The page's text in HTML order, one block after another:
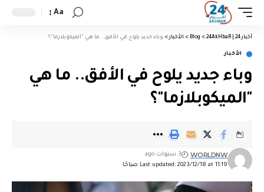
Aa
أخبار 24 | 24AkHbaR >
Blog
> الأخبار > وباء جديد يلوح في الأفق.. ما هي "الميكوبلازما"؟
الأخبار
وباء جديد يلوح في الأفق.. ما هي
"الميكوبلازما"؟
Last updated: 2023/12/18 at 11:19 صباحًا
WORLDNW 3 سنوات ago